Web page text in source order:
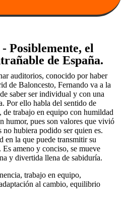
- Posiblemente, el
de España.
auditorios, conocido por haber
de Baloncesto, Fernando va a la
saber ser individual y con una
Por ello habla del sentido de
de trabajo en equipo con humildad
humor, pues son valores que vivió
hubiera podido ser quien es.
en la que puede transmitir su
Es ameno y conciso, se mueve
y divertida llena de sabiduría.
trabajo en equipo,
al cambio, equilibrio